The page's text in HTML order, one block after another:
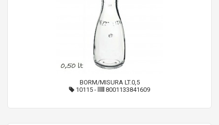
BORM/MISURA LT.0,5
10115 - 8001133841609